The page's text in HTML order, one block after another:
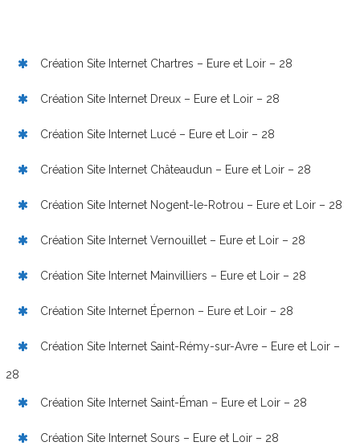
Création Site Internet Chartres – Eure et Loir – 28
Création Site Internet Dreux – Eure et Loir – 28
Création Site Internet Lucé – Eure et Loir – 28
Création Site Internet Châteaudun – Eure et Loir – 28
Création Site Internet Nogent-le-Rotrou – Eure et Loir – 28
Création Site Internet Vernouillet – Eure et Loir – 28
Création Site Internet Mainvilliers – Eure et Loir – 28
Création Site Internet Épernon – Eure et Loir – 28
Création Site Internet Saint-Rémy-sur-Avre – Eure et Loir –
28
Création Site Internet Saint-Éman – Eure et Loir – 28
Création Site Internet Sours – Eure et Loir – 28